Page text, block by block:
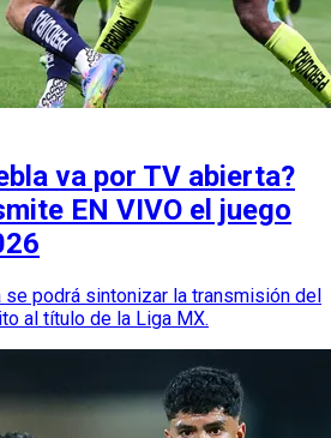
va por TV abierta?
EN VIVO el juego
se podrá sintonizar la transmisión del
al título de la Liga MX.